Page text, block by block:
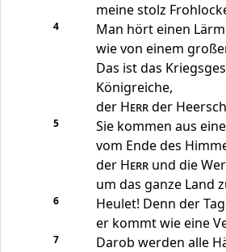
meine stolz
4
Man hört einen
wie von einem
Das ist das
Königreiche,
der Herrder
5
Sie kommen aus
vom Ende des
der Herrund die
um das ganze Land
6 Heulet! Denn der
er kommt wie eine
7
Darob werden alle